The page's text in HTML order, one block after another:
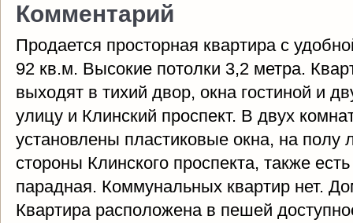
Комментарий
Продается просторная квартира c
92 кв.м. Высокие потолки 3,2 метра.
выходят в тихий двор, окна гостиной и
улицу и Клинский проспект. В двух
установлены пластиковые окна, на
стороны Клинского проспекта, также
парадная. Коммунальных квартир нет.
Квартира расположена в пешей